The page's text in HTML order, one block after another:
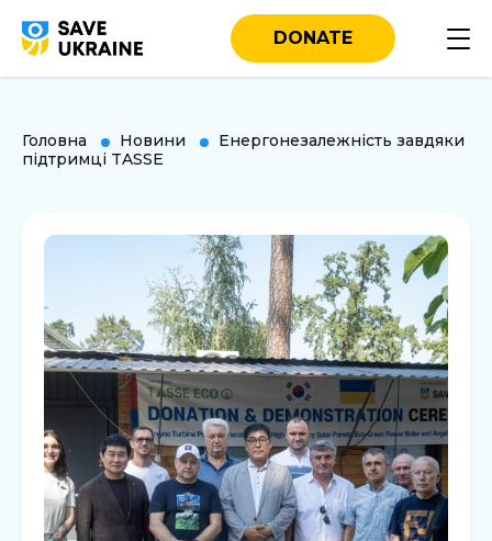
DONATE
Головна Новини
Енергонезалежність завдяки
підтримці TASSE